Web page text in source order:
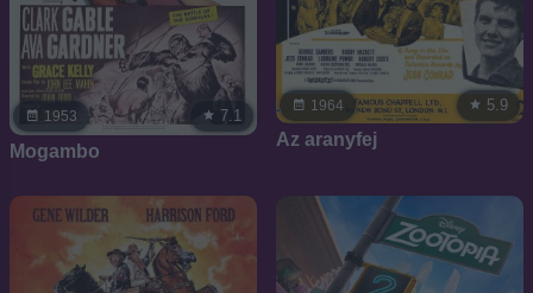
1953 7.1
Mogambo
1964 5.9
Az aranyfej